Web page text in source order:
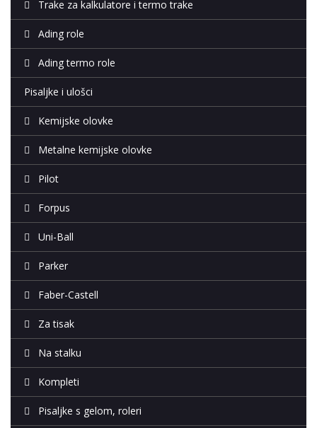
Trake za kalkulatore i termo trake
Ading role
Ading termo role
Pisaljke i ulošci
Kemijske olovke
Metalne kemijske olovke
Pilot
Forpus
Uni-Ball
Parker
Faber-Castell
Za tisak
Na stalku
Kompleti
Pisaljke s gelom, roleri